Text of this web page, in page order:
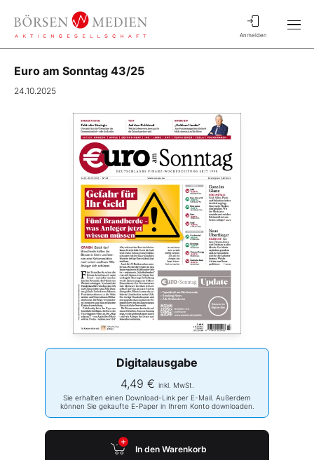
Anmelden
Euro am Sonntag 43/25
24.10.2025
Digitalausgabe
4,49 € inkl. MwSt.
Sie erhalten einen Download-Link per E-Mail. Außerdem
können Sie gekaufte E-Paper in Ihrem Konto downloaden.
In den Warenkorb